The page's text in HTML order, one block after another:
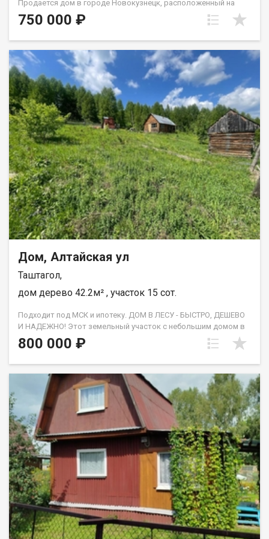
Продается дом в городе Новокузнецк, расположенный на
улице Копровый переулок, дом 8а. Общая площадь дома
составляет 55,4 квадратных метра. Центральное
Тех.постройки. ​​​​​​​Дом технически пригоден для проживания, не
гнилой.На первом этаже расположена печь и жилые
помещения, на цокольном этаже также имеется печь. ТОРГ
обоснованный. Проезд к дому круглогодичный, зимой дорогу
чистят систематически. ЖилФонд является официальным
партнером ведущих банков России. Поможем оформить
ипотеку на выгодных для вас условиях. Назовите при звонке
данный номер объявления - 537074 Номер объекта: 537074.
Сергей
750 000 ₽
Дом, Алтайская ул
Таштагол,
дом дерево 42.2м² , участок 15 сот.
Подходит под МСК и ипотеку. ДОМ В ЛЕСУ - БЫСТРО, ДЕШЕВО
И НАДЕЖНО! Этот земельный участок с небольшим домом в
лесной зоне выглядит привлекательно для тех, кто ищет
тихое место с чистым воздухом, вдали от шума. Ключевые
ходьбы до центра, на склоне с видом на город, соседи только
по сторонам , удобно для тех, кто хочет жить в природной
зоне, но с доступом к инфраструктуре. ✅ Тишина и
уединение – участок не на проезжей дороге, нет шума машин
и людской суеты. ✅ Электричество рядом – не требуется
дополнительная подводка столбов, подведено
электричество (15 кВт) ✅ Коммуникации - вода центральная.
✅ Варианты использования – можно построить дом для
ПМЖ, дачу или использовать как место отдыха.
✅ Возможность расширения- участок можно увеличить за
счет лесного массива. ​​​​​​​Звоните, чтобы узнать подробности!​​​​​​​
АН Жилфонд не только безопасно сопроводит сделку по
покупке, но и при желании нового собственника
поможет построить качественный, тёплый и уютный
коттедж под ключ с гарантией! ✅ Аккредитованные
800 000 ₽